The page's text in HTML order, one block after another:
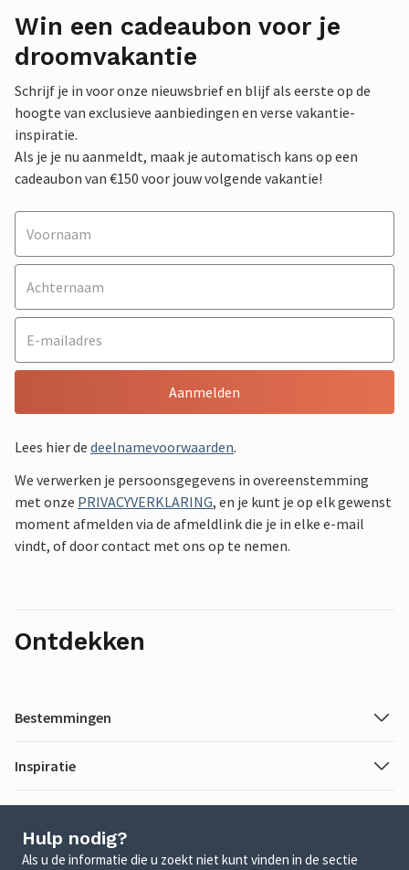
Win een cadeaubon voor je
droomvakantie
Schrijf je in voor onze nieuwsbrief en blijf als eerste op de
hoogte van exclusieve aanbiedingen en verse vakantie-
inspiratie.
Als je je nu aanmeldt, maak je automatisch kans op een
cadeaubon van €150 voor jouw volgende vakantie!
Aanmelden
Lees hier de deelnamevoorwaarden.
We verwerken je persoonsgegevens in overeenstemming
met onze PRIVACYVERKLARING, en je kunt je op elk gewenst
moment afmelden via de afmeldlink die je in elke e-mail
vindt, of door contact met ons op te nemen.
Ontdekken
Bestemmingen
Inspiratie
Hulp nodig?
Als u de informatie die u zoekt niet kunt vinden in de sectie